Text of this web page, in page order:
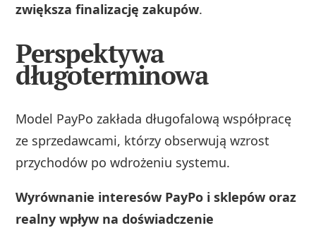
zwiększa finalizację zakupów.
Perspektywa
długoterminowa
Model PayPo zakłada długofalową współpracę
ze sprzedawcami, którzy obserwują wzrost
przychodów po wdrożeniu systemu.
Wyrównanie interesów PayPo i sklepów oraz
realny wpływ na doświadczenie